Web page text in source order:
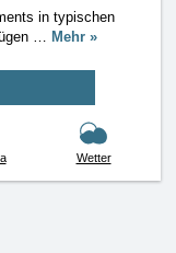
in typischen
… Mehr »
Wetter